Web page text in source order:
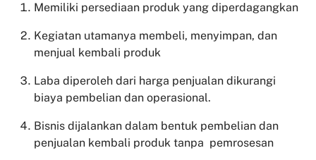
Memiliki persediaan produk yang diperdagangkan
Kegiatan utamanya membeli, menyimpan, dan
menjual kembali produk
Laba diperoleh dari harga penjualan dikurangi
biaya pembelian dan operasional.
Bisnis dijalankan dalam bentuk pembelian dan
penjualan kembali produk tanpa pemrosesan